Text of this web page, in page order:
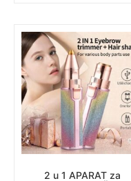
2 u 1 APARAT za